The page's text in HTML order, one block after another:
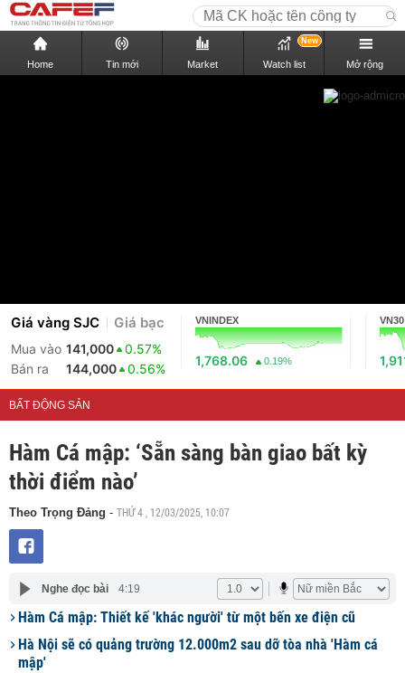
Home Tin mới Market Watch list
New
Mở rộng
Giá vàng SJC Giá bạc
Mua vào 141,000
0.57%
Bán ra
144,000 0.56%
VNINDEX
1,768.06 0.19%
VN30
BẤT ĐỘNG SẢN
Hàm Cá mập: ‘Sẵn sàng bàn giao bất kỳ
thời điểm nào’
Theo Trọng Đảng - THỨ 4 , 12/03/2025, 10:07
Nghe đọc bài 4:19
Hàm Cá mập: Thiết kế 'khác người' từ một bến xe điện cũ
Hà Nội sẽ có quảng trường 12.000m2 sau dỡ tòa nhà 'Hàm cá
mập'